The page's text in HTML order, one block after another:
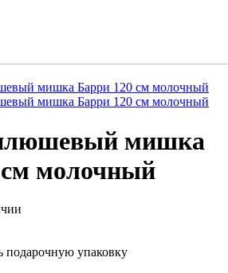
мишка
молочный
подарочную упаковку